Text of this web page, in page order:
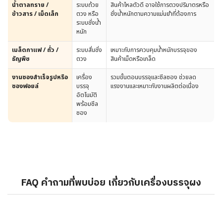
น้ำตาลทราย /
ข้าวสาร / เม็ดเล็ก
ระบบถ้วย
ตวง หรือ
ระบบชั่งน้ำ
หนัก
สินค้าไหลตัวดี อาจใช้การตวงปริมาตรหรือ
ชั่งน้ำหนักตามความแม่นยำที่ต้องการ
เมล็ดกาแฟ / ถั่ว /
ธัญพืช
ระบบสั่นชั่ง
ตวง
เหมาะกับการควบคุมน้ำหนักบรรจุของ
สินค้าเม็ดหรือเกล็ด
งานซองสำเร็จรูปหรือ
ซองฟอยล์
เครื่อง
บรรจุ
อัตโนมัติ
พร้อมซีล
ซอง
รวมขั้นตอนบรรจุและซีลซอง ช่วยลด
แรงงานและเหมาะกับงานผลิตต่อเนื่อง
FAQ คำถามที่พบบ่อย เกี่ยวกับเครื่องบรรจุผง